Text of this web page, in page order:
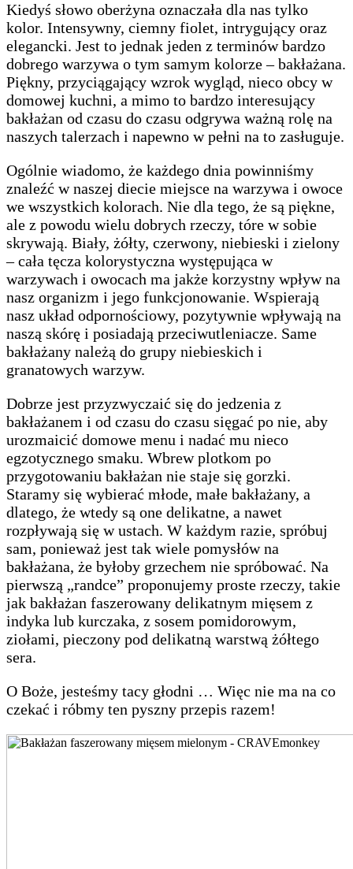
Kiedyś słowo oberżyna oznaczała dla nas tylko
kolor. Intensywny, ciemny fiolet, intrygujący oraz
elegancki. Jest to jednak jeden z terminów bardzo
dobrego warzywa o tym samym kolorze – bakłażana.
Piękny, przyciągający wzrok wygląd, nieco obcy w
domowej kuchni, a mimo to bardzo interesujący
bakłażan od czasu do czasu odgrywa ważną rolę na
naszych talerzach i napewno w pełni na to zasługuje.
Ogólnie wiadomo, że każdego dnia powinniśmy
znaleźć w naszej diecie miejsce na warzywa i owoce
we wszystkich kolorach. Nie dla tego, że są piękne,
ale z powodu wielu dobrych rzeczy, tóre w sobie
skrywają. Biały, żółty, czerwony, niebieski i zielony
– cała tęcza kolorystyczna występująca w
warzywach i owocach ma jakże korzystny wpływ na
nasz organizm i jego funkcjonowanie. Wspierają
nasz układ odpornościowy, pozytywnie wpływają na
naszą skórę i posiadają przeciwutleniacze. Same
bakłażany należą do grupy niebieskich i
granatowych warzyw.
Dobrze jest przyzwyczaić się do jedzenia z
bakłażanem i od czasu do czasu sięgać po nie, aby
urozmaicić domowe menu i nadać mu nieco
egzotycznego smaku. Wbrew plotkom po
przygotowaniu bakłażan nie staje się gorzki.
Staramy się wybierać młode, małe bakłażany, a
dlatego, że wtedy są one delikatne, a nawet
rozpływają się w ustach. W każdym razie, spróbuj
sam, ponieważ jest tak wiele pomysłów na
bakłażana, że ​​byłoby grzechem nie spróbować. Na
pierwszą „randce” proponujemy proste rzeczy, takie
jak bakłażan faszerowany delikatnym mięsem z
indyka lub kurczaka, z sosem pomidorowym,
ziołami, pieczony pod delikatną warstwą żółtego
sera.
O Boże, jesteśmy tacy głodni … Więc nie ma na co
czekać i róbmy ten pyszny przepis razem!